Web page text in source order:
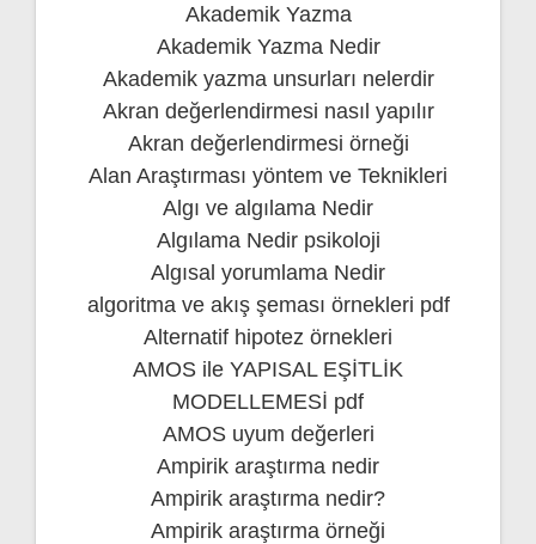
Akademik Yazma
Akademik Yazma Nedir
Akademik yazma unsurları nelerdir
Akran değerlendirmesi nasıl yapılır
Akran değerlendirmesi örneği
Alan Araştırması yöntem ve Teknikleri
Algı ve algılama Nedir
Algılama Nedir psikoloji
Algısal yorumlama Nedir
algoritma ve akış şeması örnekleri pdf
Alternatif hipotez örnekleri
AMOS ile YAPISAL EŞİTLİK
MODELLEMESİ pdf
AMOS uyum değerleri
Ampirik araştırma nedir
Ampirik araştırma nedir?
Ampirik araştırma örneği